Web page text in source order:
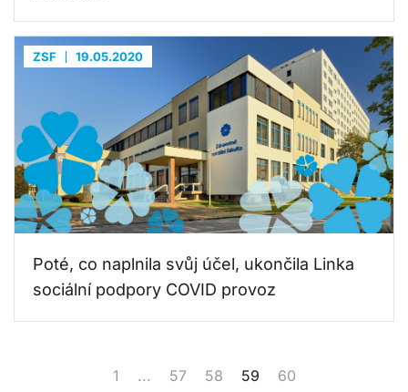
ZSF 19.05.2020
Poté, co naplnila svůj účel, ukončila Linka
sociální podpory COVID provoz
1 ... 57 58 59 60